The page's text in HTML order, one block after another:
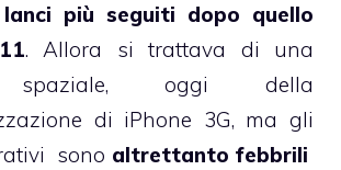
più seguiti dopo quello
. Allora si trattava di una
spaziale, oggi della
di iPhone 3G, ma gli
sono altrettanto febbrili